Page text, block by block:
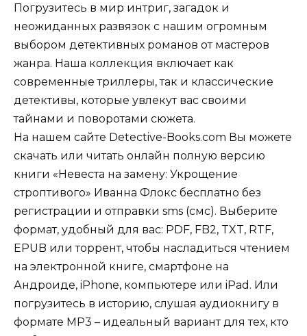
Погрузитесь в мир интриг, загадок и
неожиданных развязок с нашим огромным
выбором детективных романов от мастеров
жанра. Наша коллекция включает как
современные триллеры, так и классические
детективы, которые увлекут вас своими
тайнами и поворотами сюжета.
На нашем сайте Detective-Books.com Вы можете
скачать или читать онлайн полную версию
книги «Невеста на замену: Укрощение
строптивого» Иванна Флокс бесплатно без
регистрации и отправки sms (смс). Выберите
формат, удобный для вас: PDF, FB2, TXT, RTF,
EPUB или торрент, чтобы насладиться чтением
на электронной книге, смартфоне на
Андроиде, iPhone, компьютере или iPad. Или
погрузитесь в историю, слушая аудиокнигу в
формате MP3 – идеальный вариант для тех, кто